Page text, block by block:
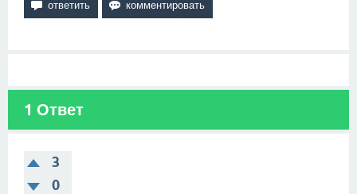
1 Ответ
3
0